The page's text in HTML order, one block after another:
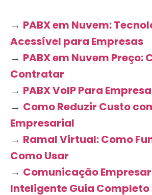
→ PABX em Nuvem:
Acessível para Empresas
→ PABX em Nuvem Preço:
Contratar
→ PABX VoIP Para
→ Como Reduzir Custo
Empresarial
→ Ramal Virtual: Como
Como Usar
→ Comunicação
Inteligente Guia Completo